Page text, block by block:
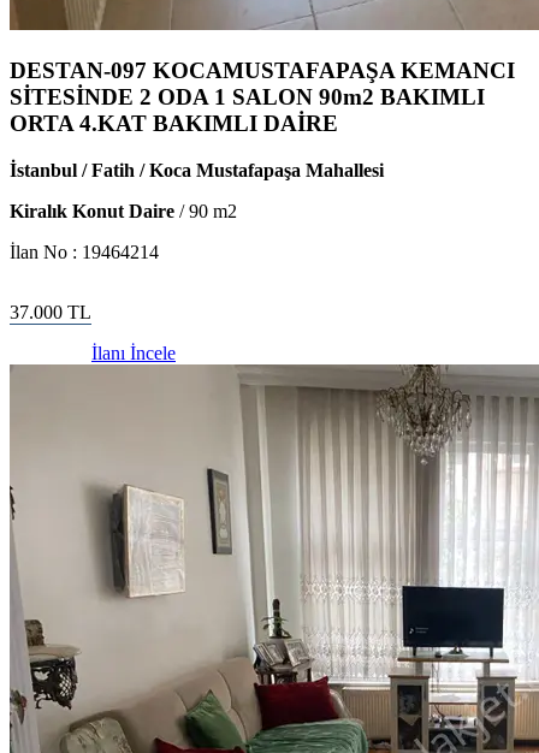
DESTAN-097 KOCAMUSTAFAPAŞA KEMANCI
SİTESİNDE 2 ODA 1 SALON 90m2 BAKIMLI
ORTA 4.KAT BAKIMLI DAİRE
İstanbul / Fatih / Koca Mustafapaşa Mahallesi
Kiralık Konut Daire /90 m2
İlan No : 19464214
37.000 TL
İlanı İncele